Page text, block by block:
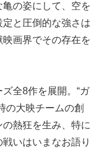
の姿にして、空を
と圧倒的な強さは
画界でその存在を
全8作を展開。“ガ
の大映チームの創
熱狂を生み、特に
いはいまなお語り